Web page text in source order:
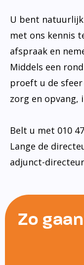
U bent
met ons kennis
afspraak en
Middels een
proeft u de
zorg en opvang,
Belt u met 010
Lange de
adjunct-
Zo